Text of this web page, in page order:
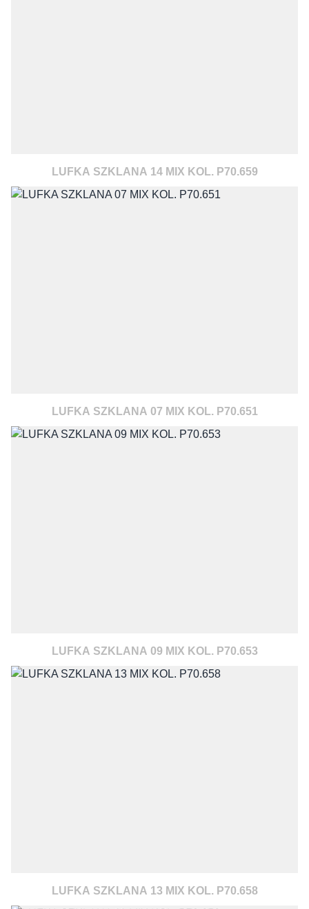
LUFKA SZKLANA 14 MIX KOL. P70.659
LUFKA SZKLANA 07 MIX KOL. P70.651
LUFKA SZKLANA 09 MIX KOL. P70.653
LUFKA SZKLANA 13 MIX KOL. P70.658